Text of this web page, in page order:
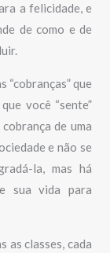
a felicidade, e
de como e de
que
você “sente”
de uma
e não se
la, mas há
sua vida para
as classes, cada